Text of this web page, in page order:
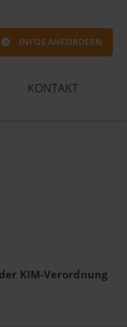
KONTAKT
INFOS ANFORDERN
KIM-Verordnung